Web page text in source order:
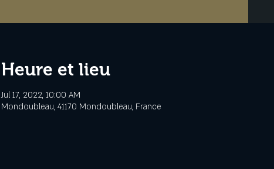
Heure et lieu
Jul 17, 2022, 10:00 AM
Mondoubleau, 41170 Mondoubleau, France